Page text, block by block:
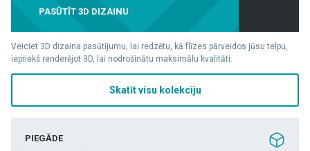
PASŪTĪT 3D DIZAINU
Veiciet 3D dizaina pasūtījumu, lai redzētu, kā flīzes pārveidos jūsu telpu,
iepriekš renderējot 3D, lai nodrošinātu maksimālu kvalitāti.
Skatīt visu kolekciju
PIEGĀDE